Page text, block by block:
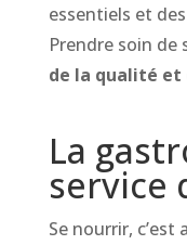
essentiels et
Prendre soin de
de la qualité et
La
service
Se nourrir,